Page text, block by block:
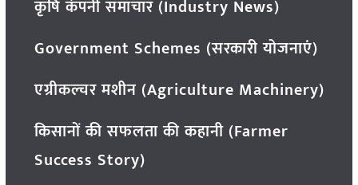
कृषि कंपनी समाचार (Industry News)
Government Schemes (सरकारी योजनाएं)
एग्रीकल्चर मशीन (Agriculture Machinery)
किसानों की सफलता की कहानी (Farmer
Success Story)